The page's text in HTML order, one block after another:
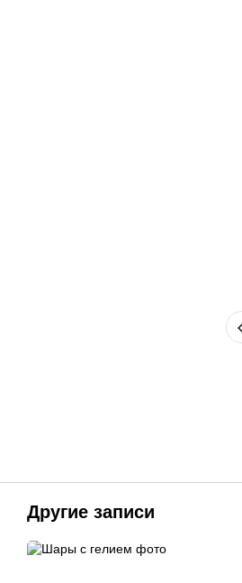
Другие записи